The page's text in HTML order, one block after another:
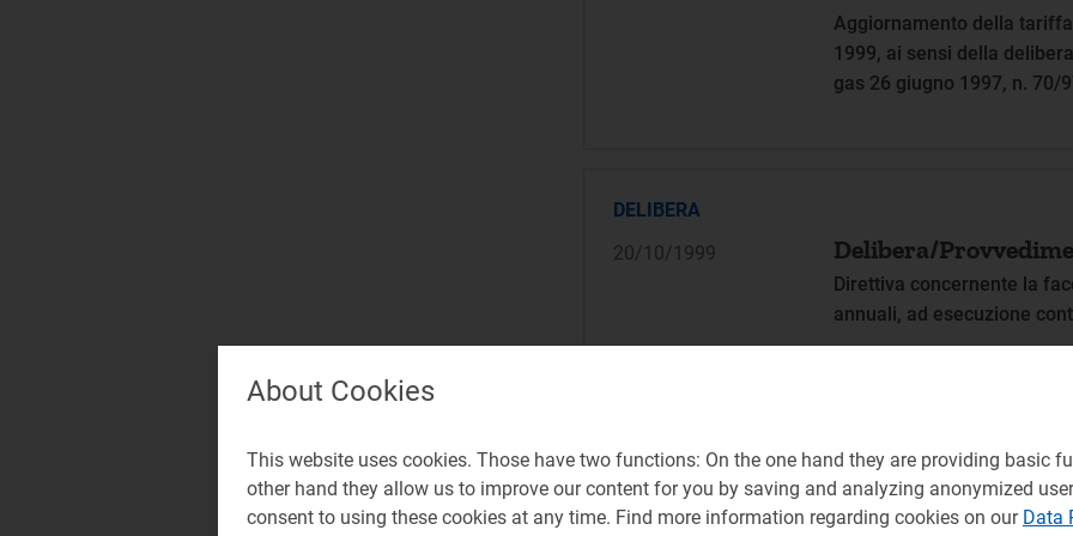
Aggiornamento della
1999, ai sensi della
gas 26 giugno 1997, n. 70/
DELIBERA
20/10/1999
Delibera/
Direttiva concernente la
annuali, ad esecuzione
20/10/1999
Delibera/
Definizione di disposizioni
About Cookies
This website uses cookies. Those have two functions: On the one hand they are providing basic
other hand they allow us to improve our content for you by saving and analyzing anonymized
consent to using these cookies at any time. Find more information regarding cookies on our Data